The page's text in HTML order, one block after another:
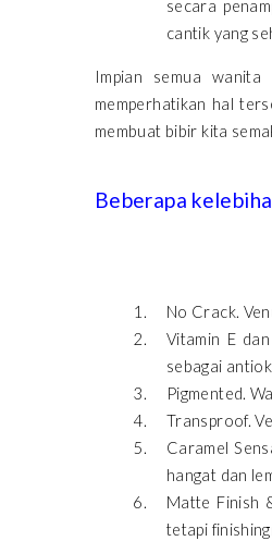
secara
cantik yang
Impian semua
memperhatikan hal
membuat bibir kita
Beberapa
No Crack.
Vitamin E
sebagai
Pigmented.
Transproof.
Caramel
hangat dan
Matte Finish
tetapi